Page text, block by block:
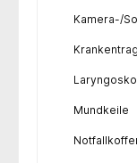
Kamera-/
Mundkeile